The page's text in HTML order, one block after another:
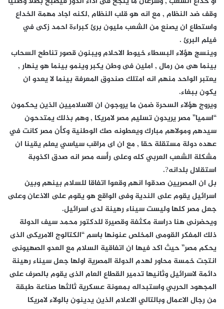
وقف ضد النظام , مع انه هو قلب النظام ,لكنه اجاد مهمة الخداع
واستطاع ان يصنع من الشعب مليون برئ كبراءة احمد زكى في
فيلم البرئ .
وينسج هؤلاء البسطاء خيوط الاحلام ويبنون قصور تناطح السحاب
بينما هى من رمال , املين فى وطن يكبر وينمو بينما هو ينهار ,
يعتبر الواحد منهم انه امتلك صندوق المعرفة بينما لا يعدو ان
يكون ببغاء.
ويروج هؤلاء السحرة ضمن ما يروجون ان الاسلاميين الذين يحكمون
“اسميا” مصر يريدون تسليم مصر لامريكا , وهم بذلك يمتدحون
سيدهم ومولاهم مبارك ويعطونه صك الوطنية وكأن مصر كانت في
عهده دولة مستقلة حقا , مع ان اى مراقب سياسي يعلم يقينا ان
مشكلة الشعب العربي كله وعلى رأسه مصر انه صدق اكذوبة
استقلال بلدانه?.
بل ان المصريين صدقوا انهم وقعوا اتفاقا للسلام بينهم وبين
اسرائيل يقوم على الندية وفى الواقع هو يقوم على الاذعان وعلى
جعل مصر كلها وليست سيناء رهينة لدى اسرائيل.
ويحضرنى هنا دراسة مكثفة وقصيرة للدكتور محمد سيف الدولة
ذلك المفكر القومى المخلص عنونها باسم “الكتالوج الامريكى الذى
يحكم مصر” حيث اكد فيها ان اتفاقية السلام مع العدو الصهيونى
انتجت خمسة محاور لهدم الدولة المصرية اولها جعل سيناء رهينة
دائمة لاسرائيل وثانيها تدمير القطاع العام الذى يقوم بالصرف على
المجهود الحربي واستبداله بمعونة عسكرية ثالثها صناعة طبقة
من رجال الاعمال وبالتالي الاعلام الذين يدينون بالولاء لامريكا